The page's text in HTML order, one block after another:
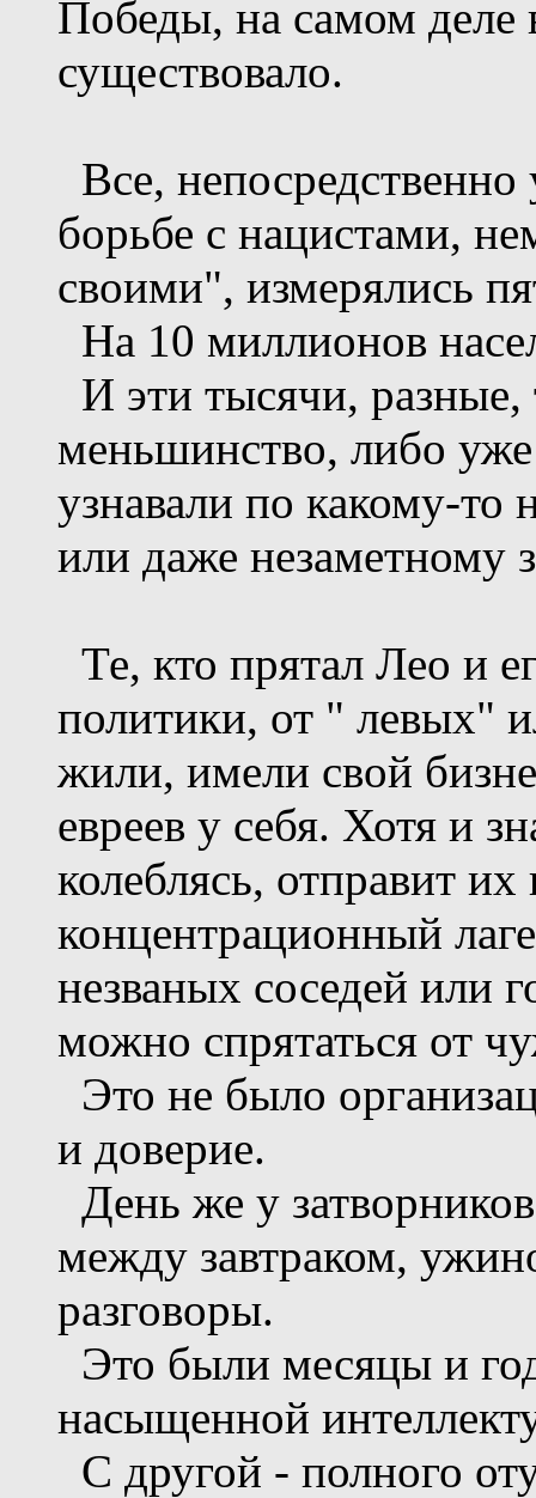
Победы, на самом деле
существовало.
Все,
борьбе с нацистами,
своими", измерялись
На 10 миллионов
И эти тысячи, разные,
меньшинство, либо
узнавали по какому-то
или даже незаметному
Те, кто прятал Лео и
политики, от " левых"
жили, имели свой
евреев у себя. Хотя и
колеблясь, отправит
концентрационный
незваных соседей или
можно спрятаться от
Это не было
и доверие.
День же у
между завтраком,
разговоры.
Это были месяцы и
насыщенной
С другой - полного